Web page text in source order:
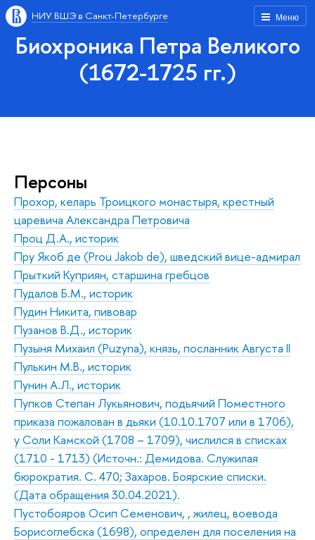
Меню
НИУ ВШЭ в Санкт-Петербурге
Биохроника Петра Великого
(1672-1725 гг.)
Персоны
Прохор, келарь Троицкого монастыря, крестный
царевича Александра Петровича
Проц Д.А., историк
Пру Якоб де (Prou Jakob de), шведский вице-адмирал
Прыткий Куприян, старшина гребцов
Пудалов Б.М., историк
Пудин Никита, пивовар
Пузанов В.Д., историк
Пузыня Михаил (Puzyna), князь, посланник Августа II
Пулькин М.В., историк
Пунин А.Л., историк
Пупков Степан Лукьянович, подьячий Поместного
приказа пожалован в дьяки (10.10.1707 или в 1706),
у Соли Камской (1708 – 1709), числился в списках
(1710 - 1713) (Источн.: Демидова. Служилая
бюрократия. С. 470; Захаров. Боярские списки.
(Дата обращения 30.04.2021).
Пустобояров Осип Семенович, , жилец, воевода
Борисоглебска (1698), определен для поселения на